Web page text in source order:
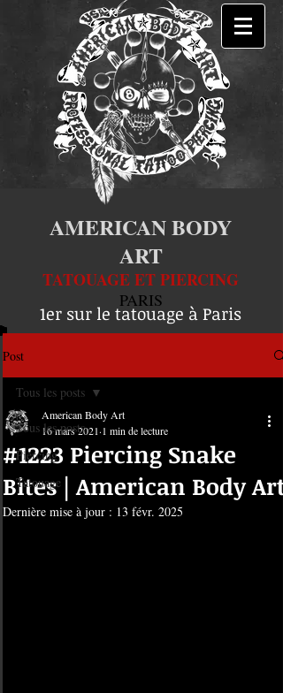
AMERICAN BODY
ART
TATOUAGE ET PIERCING
PARIS
1er sur le tatouage à Paris
Post
Tous les posts
Piercing
Tatouage
Tous les posts
#1223 Piercing Snake
Bites | American Body Art
American Body Art
16 mars 2021 1 min de lecture
Dernière mise à jour : 13 févr. 2025